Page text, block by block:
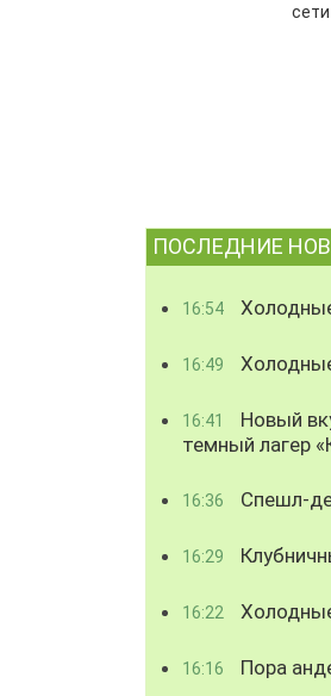
сети
ПОСЛЕДНИЕ
16:54
16:49
16:41
Новый
темный лагер
16:36 Спешл-
16:29
16:22
16:16 Пора